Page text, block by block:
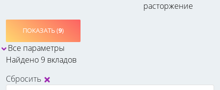
расторжение
ПОКАЗАТЬ (9)
Все параметры
Найдено 9 вкладов
Сбросить